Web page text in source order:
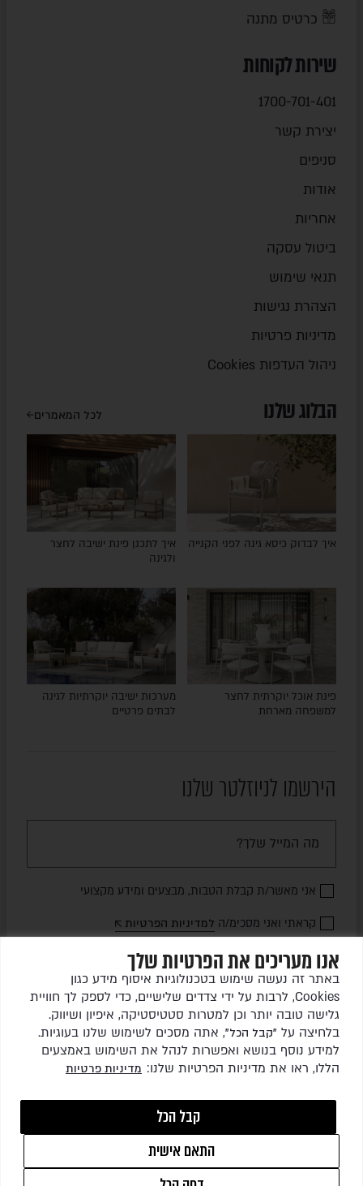
אנו מעריכים את הפרטיות שלך
באתר זה נעשה שימוש בטכנולוגיות איסוף מידע כגון
Cookies, לרבות על ידי צדדים שלישיים, כדי לספק לך חוויית
גלישה טובה יותר וכן למטרות סטטיסטיקה, איפיון ושיווק.
בלחיצה על "קבל הכל", אתה מסכים לשימוש שלנו בעוגיות.
למידע נוסף בנושא ואפשרות לנהל את השימוש באמצעים
הללו, ראו את מדיניות הפרטיות שלנו: מדיניות פרטיות
התאם אישית
קבל הכל
כרטיס מתנה
שירות לקוחות
1700-701-401
יצירת קשר
סניפים
אודות
אחריות
ביטול עסקה
תנאי שימוש
הצהרת נגישות
מדיניות פרטיות
ניהול העדפות Cookies
הבלוג שלנו לכל המאמרים
איך לבדוק כיסא גינה לפני הקנייה
איך לתכנן פינת ישיבה לחצר
ולגינה
פינת אוכל יוקרתית לחצר
למשפחה מארחת
מערכות ישיבה יוקרתיות לגינה
לבתים פרטיים
הירשמו לניוזלטר שלנו
אני מאשר/ת קבלת הטבות, מבצעים ומידע מקצועי
קראתי ואני מסכימ/ה למדיניות הפרטיות
שלחו לי עדכונים
כל הזכויות שמורות לגרין ריהוט גן בע"מ © 2026
WEBSITE BYISL DESIGN